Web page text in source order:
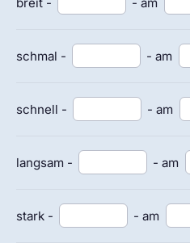
schmal - - am
schnell - - am
langsam - - am
stark - - am